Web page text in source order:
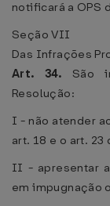
notificará a OPS
Seção VII
Das Infrações
Art. 34. São
Resolução:
I - não atender
art. 18 e o art.
II - apresentar
em impugnação